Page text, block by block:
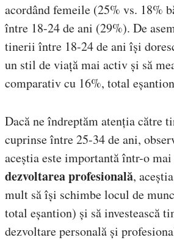
acordând femeile (25% vs. 18%
între 18-24 de ani (29%). De
tinerii între 18-24 de ani își
un stil de viață mai activ și să
comparativ cu 16%, total
Dacă ne îndreptăm atenția către
cuprinse între 25-34 de ani,
aceștia este importantă într-o
dezvoltarea profesională,
mult să își schimbe locul de
total eșantion) și să investească
dezvoltare personală și